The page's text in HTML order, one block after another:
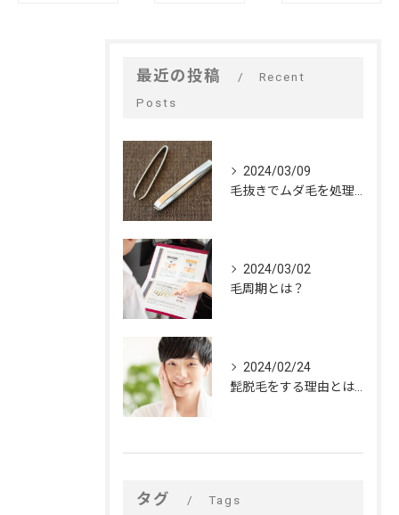
最近の投稿
Recent
Posts
2024/03/09
2024/03/02
毛周期とは？
2024/02/24
タグ Tags